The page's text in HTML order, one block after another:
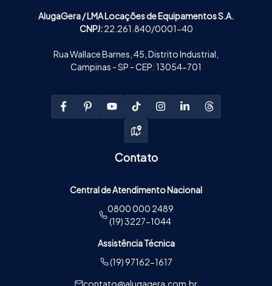
AlugaGera / LMA Locações de Equipamentos S.A.
CNPJ:22.261.840/0001-40
Rua Wallace Barnes, 45, Distrito Industrial,
Campinas - SP - CEP: 13054-701
Contato
Central de Atendimento Nacional
0800 000 2489
(19) 3227-1044
Assistência Técnica
(19) 97162-1617
contato@alugagera.com.br